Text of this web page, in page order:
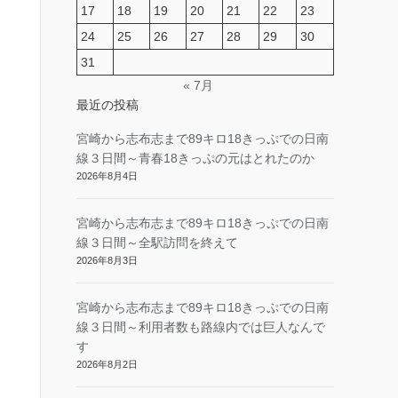
17 18 19 20 21 22
23
24
25 26 27 28 29
30
31
« 7月
最近の投稿
宮崎から志布志まで89キロ18きっぷでの日南
線３日間～青春18きっぷの元はとれたのか
2026年8月4日
宮崎から志布志まで89キロ18きっぷでの日南
線３日間～全駅訪問を終えて
2026年8月3日
宮崎から志布志まで89キロ18きっぷでの日南
線３日間～利用者数も路線内では巨人なんで
す
2026年8月2日